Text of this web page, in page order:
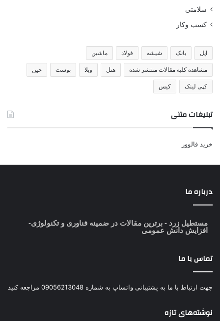
سلامتی
کسب وکار
اپل بانک شیشه فولاد ماشین
مشاهده کلیه مقالات منتشر شده هتل ویلا پوست چین
کپی لینک کیس
تبلیغات متنی
خرید فالوور
درباره ما
مستطیل زرد - برترین مقالات در ضمینه فناوری و تکنولوژی-
افزایش دانش عمومی
تماس با ما
جهت ارتباط با ما به پشتیبانی واتساپ به شماره 09056213048 مراجعه کنید
نوشته‌های تازه